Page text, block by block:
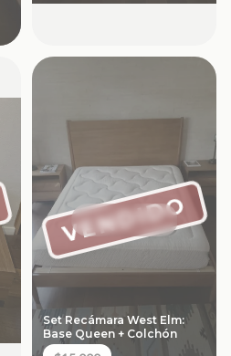
VENDIDO
Set Recámara West Elm:
Base Queen + Colchón